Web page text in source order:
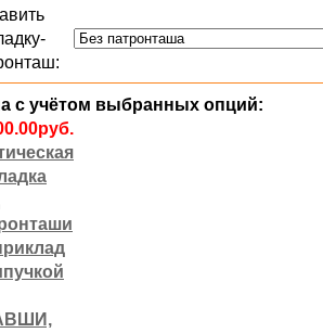
с учётом выбранных опций: